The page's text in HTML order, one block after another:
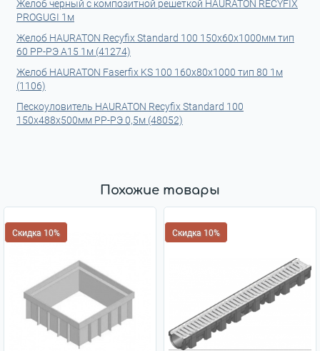
Желоб черный с композитной решеткой HAURATON RECYFIX
PROGUGI 1м
Желоб HAURATON Recyfix Standard 100 150x60x1000мм тип
60 РР-РЭ А15 1м (41274)
Желоб HAURATON Faserfix KS 100 160х80х1000 тип 80 1м
(1106)
Пескоуловитель HAURATON Recyfix Standard 100
150x488x500мм РР-РЭ 0,5м (48052)
Похожие товары
Скидка 10% Скидка 10%